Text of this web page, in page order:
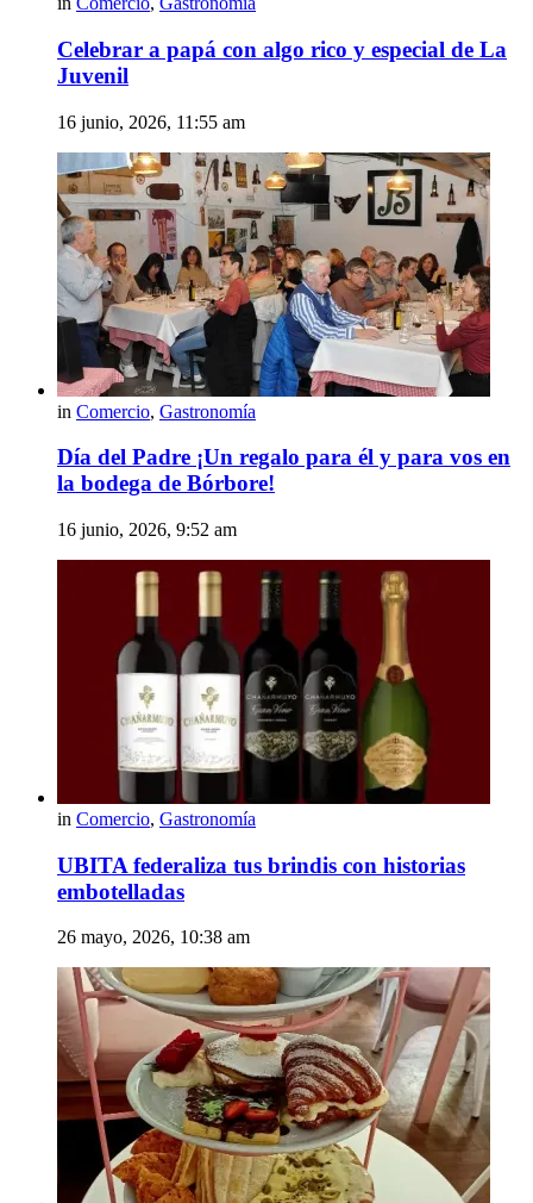
Celebrar a papá con algo rico y especial de La
Juvenil
16 junio, 2026, 11:55 am
in Comercio, Gastronomía
Día del Padre ¡Un regalo para él y para vos en
la bodega de Bórbore!
16 junio, 2026, 9:52 am
in Comercio, Gastronomía
UBITA federaliza tus brindis con historias
embotelladas
26 mayo, 2026, 10:38 am